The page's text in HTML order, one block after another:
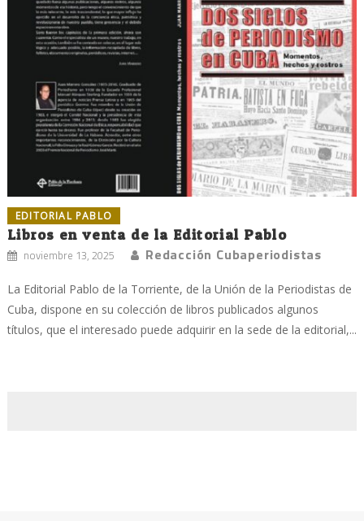
EDITORIAL PABLO
Libros en venta de la Editorial Pablo
noviembre 13, 2025 Redacción Cubaperiodistas
La Editorial Pablo de la Torriente, de la Unión de la Periodistas de
Cuba, dispone en su colección de libros publicados algunos
títulos, que el interesado puede adquirir en la sede de la editorial,...